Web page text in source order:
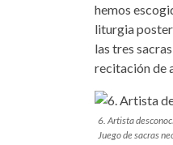
hemos
liturgia
las tres
recitación de
6. Artista
Juego de sacras